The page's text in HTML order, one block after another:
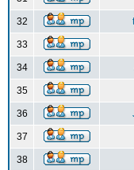
32
33
34
35
36
37
38